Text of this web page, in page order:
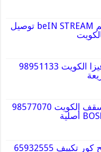
جهاز بي ان ستريم beIN STREAM توصيل
مكتب استخراج فيزا الكويت 98951133
شركة سماعات سقف الكويت 98577070
قص خرسانه وفتح كور تكييف 65932555